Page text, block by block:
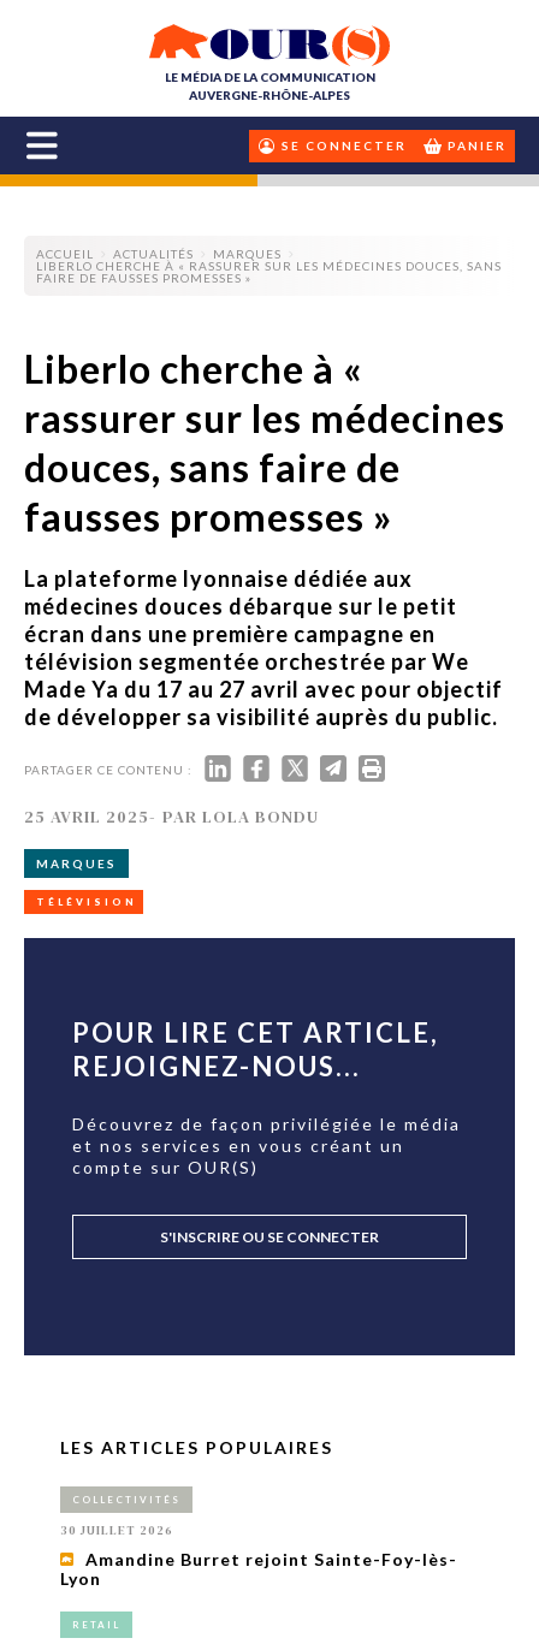
LE MÉDIA DE LA COMMUNICATION
AUVERGNE-RHÔNE-ALPES
SE CONNECTER PANIER
ACCUEIL ACTUALITÉS
MARQUES
LIBERLO CHERCHE À « RASSURER SUR LES MÉDECINES DOUCES, SANS
FAIRE DE FAUSSES PROMESSES »
Liberlo cherche à «
rassurer sur les médecines
douces, sans faire de
fausses promesses »
La plateforme lyonnaise dédiée aux
médecines douces débarque sur le petit
écran dans une première campagne en
télévision segmentée orchestrée par We
Made Ya du 17 au 27 avril avec pour objectif
de développer sa visibilité auprès du public.
PARTAGER CE CONTENU :
25 AVRIL 2025- PAR LOLA BONDU
MARQUES
TÉLÉVISION
POUR LIRE CET ARTICLE,
REJOIGNEZ-NOUS...
Découvrez de façon privilégiée le média
et nos services en vous créant un
compte sur OUR(S)
S'INSCRIRE OU SE CONNECTER
LES ARTICLES POPULAIRES
COLLECTIVITÉS
30 JUILLET 2026
Amandine Burret rejoint Sainte-Foy-lès-
Lyon
RETAIL